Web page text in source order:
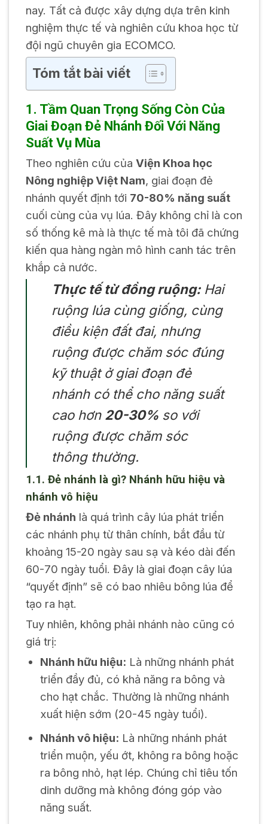
nay. Tất cả được xây dựng dựa trên kinh
nghiệm thực tế và nghiên cứu khoa học từ
đội ngũ chuyên gia ECOMCO.
Tóm tắt bài viết
1. Tầm Quan Trọng Sống Còn Của
Giai Đoạn Đẻ Nhánh Đối Với Năng
Suất Vụ Mùa
Theo nghiên cứu của Viện Khoa học
Nông nghiệp Việt Nam, giai đoạn đẻ
nhánh quyết định tới 70-80% năng suất
cuối cùng của vụ lúa. Đây không chỉ là con
số thống kê mà là thực tế mà tôi đã chứng
kiến qua hàng ngàn mô hình canh tác trên
khắp cả nước.
Thực tế từ đồng ruộng:Hai
ruộng lúa cùng giống, cùng
điều kiện đất đai, nhưng
ruộng được chăm sóc đúng
kỹ thuật ở giai đoạn đẻ
nhánh có thể cho năng suất
cao hơn 20-30%so với
ruộng được chăm sóc
thông thường.
1.1. Đẻ nhánh là gì? Nhánh hữu hiệu và
nhánh vô hiệu
Đẻ nhánh là quá trình cây lúa phát triển
các nhánh phụ từ thân chính, bắt đầu từ
khoảng 15-20 ngày sau sạ và kéo dài đến
60-70 ngày tuổi. Đây là giai đoạn cây lúa
“quyết định” sẽ có bao nhiêu bông lúa để
tạo ra hạt.
Tuy nhiên, không phải nhánh nào cũng có
giá trị:
Nhánh hữu hiệu: Là những nhánh phát
triển đầy đủ, có khả năng ra bông và
cho hạt chắc. Thường là những nhánh
xuất hiện sớm (20-45 ngày tuổi).
Nhánh vô hiệu: Là những nhánh phát
triển muộn, yếu ớt, không ra bông hoặc
ra bông nhỏ, hạt lép. Chúng chỉ tiêu tốn
dinh dưỡng mà không đóng góp vào
năng suất.